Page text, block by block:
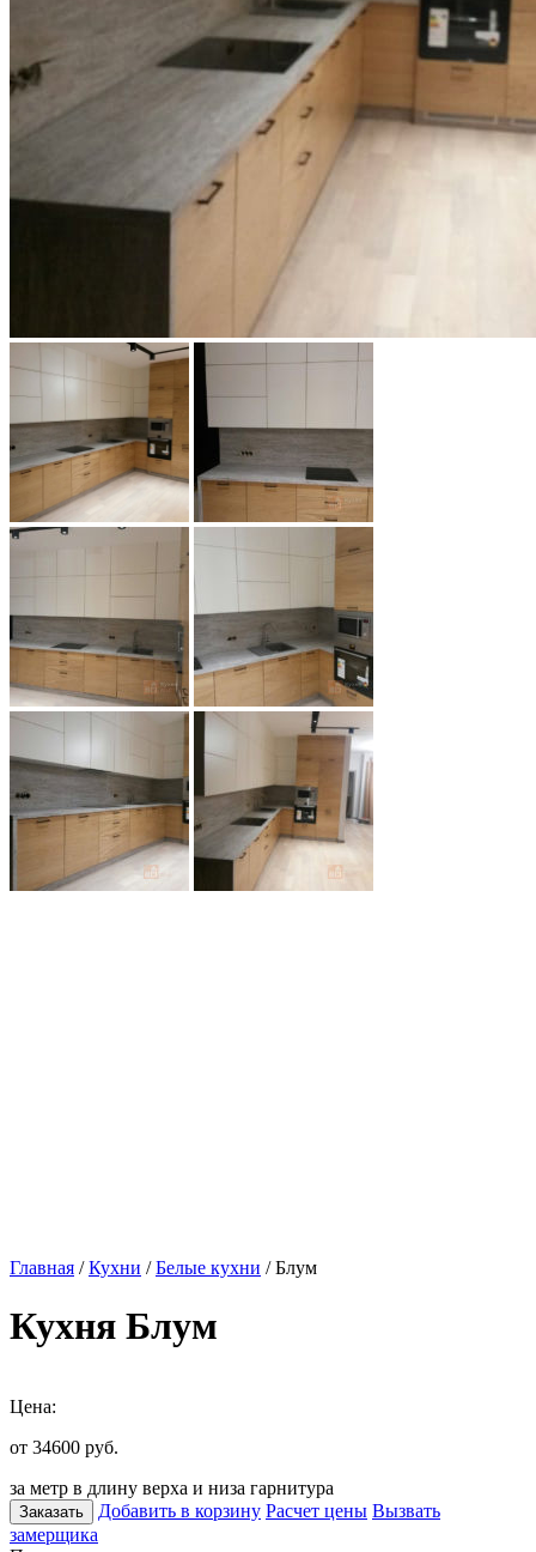
Главная /Кухни /Белые кухни / Блум
Кухня Блум
Цена:
от 34600 руб.
за метр в длину верха и низа гарнитура
Заказать Добавить в корзину Расчет цены Вызвать
замерщика